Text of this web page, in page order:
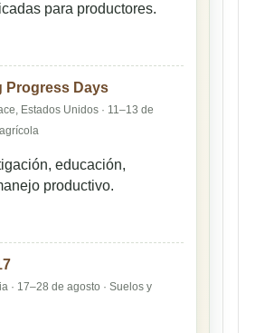
para productores.
Progress Days
Estados Unidos · 11–13 de
educación,
productivo.
· 17–28 de agosto · Suelos y